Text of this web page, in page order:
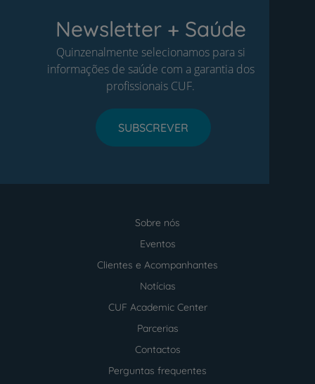
Newsletter + Saúde
Quinzenalmente selecionamos para si
informações de saúde com a garantia dos
profissionais CUF.
SUBSCREVER
Sobre nós
Eventos
Clientes e Acompanhantes
Notícias
CUF Academic Center
Parcerias
Contactos
Perguntas frequentes